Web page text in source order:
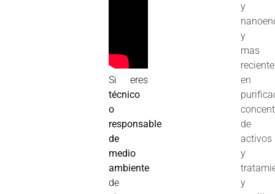
Si eres
técnico
o
responsable
de
medio
ambiente
de
y
y
mas
en
de
activos
y
y